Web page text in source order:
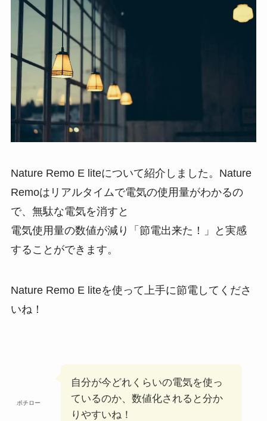
Nature Remo E liteについて紹介しました。Nature
Remoはリアルタイムで電気の使用量がわかるの
で、無駄な電気を消すと
電気使用量の数値が減り「節電出来た！」と実感
することができます。
Nature Remo E liteを使って上手に節電してくださ
いね！
ポチロー
自分が今どれくらいの電気を使っ
ているのか、数値化されると分か
りやすいね！